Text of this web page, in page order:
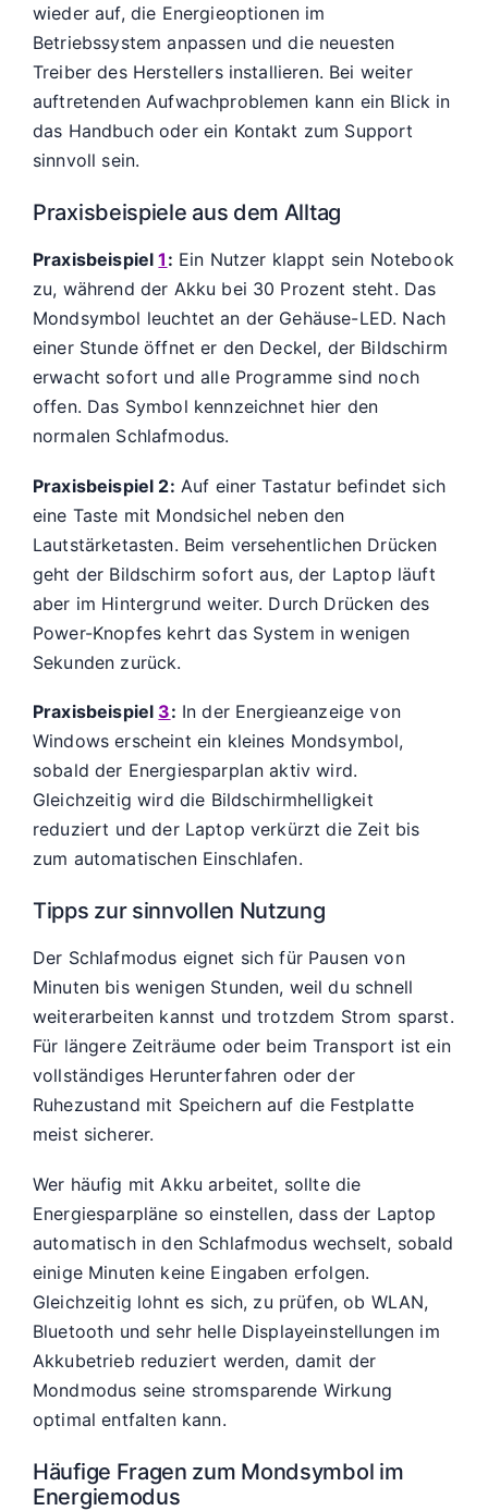
wieder auf, die Energieoptionen im
Betriebssystem anpassen und die neuesten
Treiber des Herstellers installieren. Bei weiter
auftretenden Aufwachproblemen kann ein Blick in
das Handbuch oder ein Kontakt zum Support
sinnvoll sein.
Praxisbeispiele aus dem Alltag
Praxisbeispiel1 : Ein Nutzer klappt sein Notebook
zu, während der Akku bei 30 Prozent steht. Das
Mondsymbol leuchtet an der Gehäuse-LED. Nach
einer Stunde öffnet er den Deckel, der Bildschirm
erwacht sofort und alle Programme sind noch
offen. Das Symbol kennzeichnet hier den
normalen Schlafmodus.
Praxisbeispiel 2: Auf einer Tastatur befindet sich
eine Taste mit Mondsichel neben den
Lautstärketasten. Beim versehentlichen Drücken
geht der Bildschirm sofort aus, der Laptop läuft
aber im Hintergrund weiter. Durch Drücken des
Power-Knopfes kehrt das System in wenigen
Sekunden zurück.
Praxisbeispiel 3: In der Energieanzeige von
Windows erscheint ein kleines Mondsymbol,
sobald der Energiesparplan aktiv wird.
Gleichzeitig wird die Bildschirmhelligkeit
reduziert und der Laptop verkürzt die Zeit bis
zum automatischen Einschlafen.
Tipps zur sinnvollen Nutzung
Der Schlafmodus eignet sich für Pausen von
Minuten bis wenigen Stunden, weil du schnell
weiterarbeiten kannst und trotzdem Strom sparst.
Für längere Zeiträume oder beim Transport ist ein
vollständiges Herunterfahren oder der
Ruhezustand mit Speichern auf die Festplatte
meist sicherer.
Wer häufig mit Akku arbeitet, sollte die
Energiesparpläne so einstellen, dass der Laptop
automatisch in den Schlafmodus wechselt, sobald
einige Minuten keine Eingaben erfolgen.
Gleichzeitig lohnt es sich, zu prüfen, ob WLAN,
Bluetooth und sehr helle Displayeinstellungen im
Akkubetrieb reduziert werden, damit der
Mondmodus seine stromsparende Wirkung
optimal entfalten kann.
Häufige Fragen zum Mondsymbol im
Energiemodus